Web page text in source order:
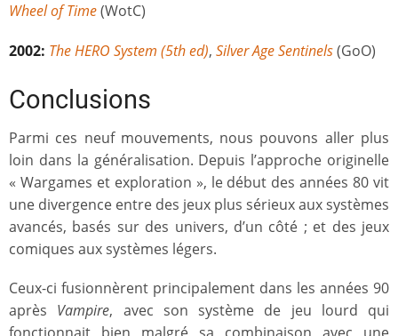
Wheel of Time(WotC)
2002: The HERO System (5th ed), Silver Age Sentinels(GoO)
Conclusions
Parmi ces neuf mouvements, nous pouvons aller plus
loin dans la généralisation. Depuis l’approche originelle
« Wargames et exploration », le début des années 80 vit
une divergence entre des jeux plus sérieux aux systèmes
avancés, basés sur des univers, d’un côté ; et des jeux
comiques aux systèmes légers.
Ceux-ci fusionnèrent principalement dans les années 90
après Vampire, avec son système de jeu lourd qui